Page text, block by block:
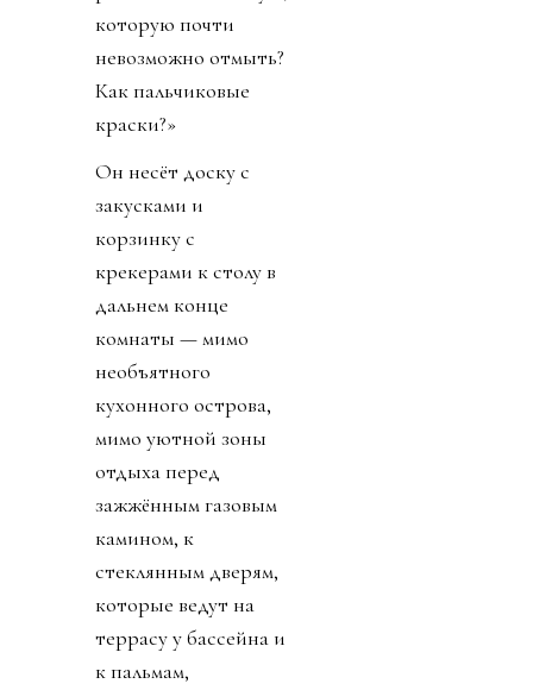
которую почти
невозможно отмыть?
Как пальчиковые
краски?»
Он несёт доску с
закусками и
корзинку с
крекерами к столу в
дальнем конце
комнаты — мимо
необъятного
кухонного острова,
мимо уютной зоны
отдыха перед
зажжённым газовым
камином, к
стеклянным дверям,
которые ведут на
террасу у бассейна и
к пальмам,